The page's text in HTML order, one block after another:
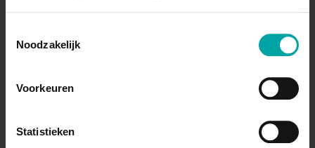
Noodzakelijk
Voorkeuren
Statistieken
22 okt. 2026 Inbegrepen